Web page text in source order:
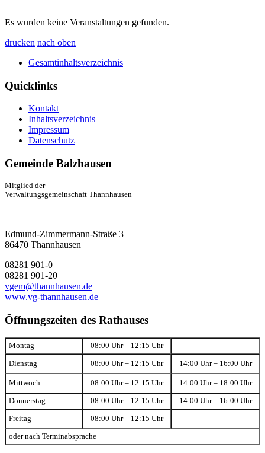
Es wurden keine Veranstaltungen gefunden.
drucken nach oben
Gesamtinhaltsverzeichnis
Quicklinks
Kontakt
Inhaltsverzeichnis
Impressum
Datenschutz
Gemeinde Balzhausen
Mitglied der
Verwaltungsgemeinschaft Thannhausen
Edmund-Zimmermann-Straße 3
86470 Thannhausen
08281 901-0
08281 901-20
vgem@thannhausen.de
www.vg-thannhausen.de
Öffnungszeiten des Rathauses
Montag 08:00 Uhr – 12:15 Uhr
Dienstag 08:00 Uhr – 12:15 Uhr 14:00 Uhr – 16:00 Uhr
Mittwoch 08:00 Uhr – 12:15 Uhr 14:00 Uhr – 18:00 Uhr
Donnerstag 08:00 Uhr – 12:15 Uhr 14:00 Uhr – 16:00 Uhr
Freitag 08:00 Uhr – 12:15 Uhr
oder nach Terminabsprache